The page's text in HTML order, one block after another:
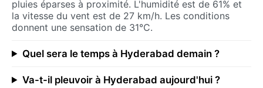
pluies éparses à proximité. L'humidité est de 61% et
la vitesse du vent est de 27 km/h. Les conditions
donnent une sensation de 31°C.
Quel sera le temps à Hyderabad demain ?
Va-t-il pleuvoir à Hyderabad aujourd'hui ?